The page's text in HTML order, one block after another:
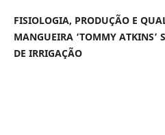
FISIOLOGIA, PRODUÇÃO E
MANGUEIRA ‘TOMMY ATKINS’
DE IRRIGAÇÃO